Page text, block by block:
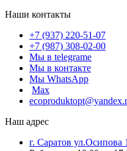
Наши контакты
+7 (937) 220-51-07
+7 (987) 308-02-00
Мы в telegrame
Мы в контакте
Мы WhatsApp
Мах
Наш адрес
г. Саратов ул.Осипова